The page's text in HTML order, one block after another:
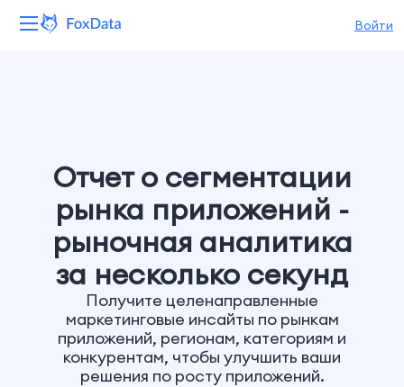
Войти
Решения
Ресурсы
Отчет о сегментации
рынка приложений -
рыночная аналитика
за несколько секунд
Получите целенаправленные
маркетинговые инсайты по рынкам
приложений, регионам, категориям и
конкурентам, чтобы улучшить ваши
решения по росту приложений.